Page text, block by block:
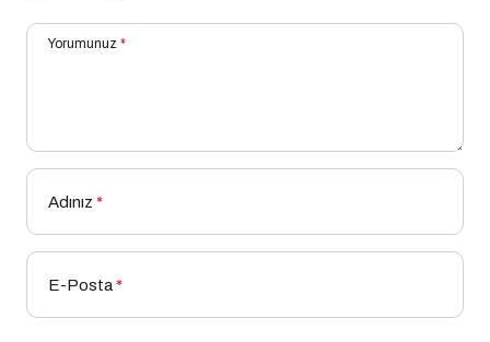
Yorumunuz *
Adınız *
E-Posta*